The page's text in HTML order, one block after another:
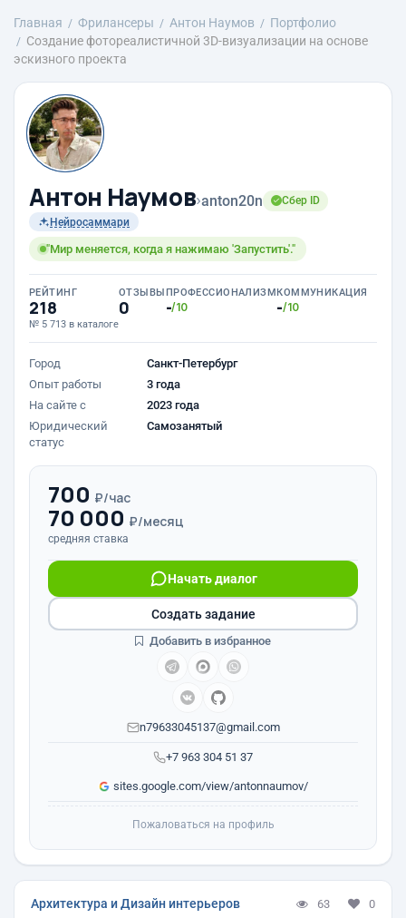
Главная Фрилансеры Антон Наумов
Портфолио
Создание фотореалистичной 3D-визуализации на основе
эскизного проекта
Антон Наумов›anton20n
Сбер ID
Нейросаммари
"Мир меняется, когда я нажимаю 'Запустить'."
РЕЙТИНГ
218
№ 5 713 в каталоге
ОТЗЫВЫ
0
ПРОФЕССИОНАЛИЗМ
-/10
КОММУНИКАЦИЯ
-/10
Город
Санкт-Петербург
Опыт работы
3 года
На сайте с
2023 года
Юридический
статус
Самозанятый
700 ₽/час
70 000 ₽/месяц
средняя ставка
+7 963 304 51 37
Начать диалог
n79633045137@gmail.com
sites.google.com/view/antonnaumov/
Создать задание
Добавить в избранное
Пожаловаться на профиль
Архитектура и Дизайн интерьеров 63 0